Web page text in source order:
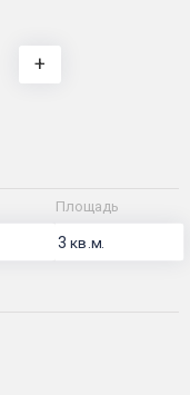
+
Площадь
3кв.м.